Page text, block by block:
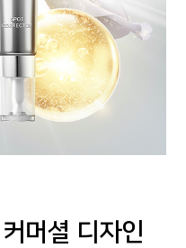
머셜 디자인